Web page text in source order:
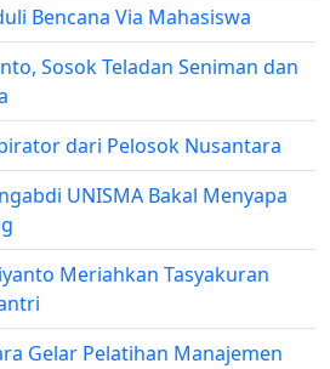
Bencana Via Mahasiswa
Sosok Teladan Seniman dan
dari Pelosok Nusantara
UNISMA Bakal Menyapa
Meriahkan Tasyakuran
Gelar Pelatihan Manajemen